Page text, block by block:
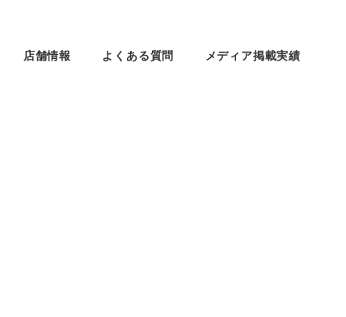
店舗情報 よくある質問 メディア掲載実績